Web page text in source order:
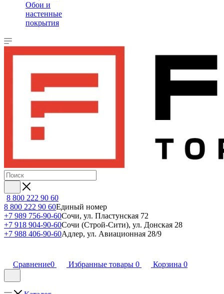
Обои и
настенные
покрытия
8 800 222 90 60
8 800 222 90 60Единый номер
+7 989 756-90-60Сочи, ул. Пластунская 72
+7 918 904-90-60Сочи (Строй-Сити), ул. Донская 28
+7 988 406-90-60Адлер, ул. Авиационная 28/9
Сравнение0 Избранные товары 0 Корзина 0